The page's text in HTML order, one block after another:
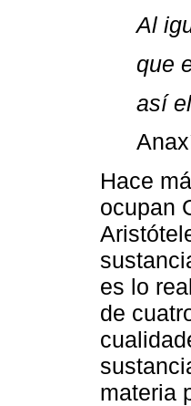
Al
que
así
Hace
ocupan
es lo
de
materia